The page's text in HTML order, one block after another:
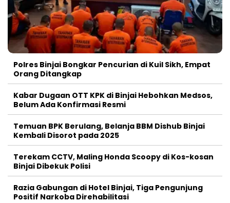
Polres Binjai Bongkar Pencurian di Kuil Sikh, Empat
Orang Ditangkap
Kabar Dugaan OTT KPK di Binjai Hebohkan Medsos,
Belum Ada Konfirmasi Resmi
Temuan BPK Berulang, Belanja BBM Dishub Binjai
Kembali Disorot pada 2025
Terekam CCTV, Maling Honda Scoopy di Kos-kosan
Binjai Dibekuk Polisi
Razia Gabungan di Hotel Binjai, Tiga Pengunjung
Positif Narkoba Direhabilitasi